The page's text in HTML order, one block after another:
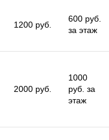
1200 руб.
600 руб.
за этаж
2000 руб.
1000
руб. за
этаж